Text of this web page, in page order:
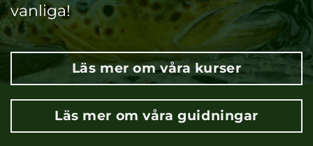
vanliga!
Läs mer om våra kurser
Läs mer om våra guidningar